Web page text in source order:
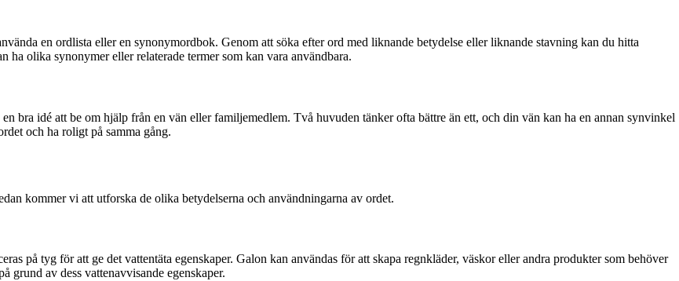
en ordlista eller en synonymordbok. Genom att söka efter ord med liknande betydelse eller liknande stavning kan du hitta
ha olika synonymer eller relaterade termer som kan vara användbara.
bra idé att be om hjälp från en vän eller familjemedlem. Två huvuden tänker ofta bättre än ett, och din vän kan ha en annan synvinkel
och ha roligt på samma gång.
kommer vi att utforska de olika betydelserna och användningarna av ordet.
på tyg för att ge det vattentäta egenskaper. Galon kan användas för att skapa regnkläder, väskor eller andra produkter som behöver
av dess vattenavvisande egenskaper.